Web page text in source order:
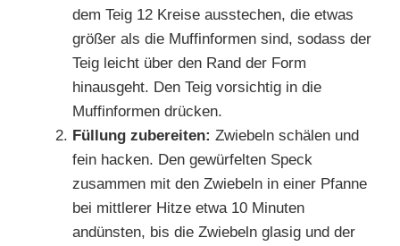
dem Teig 12 Kreise ausstechen, die etwas
größer als die Muffinformen sind, sodass der
Teig leicht über den Rand der Form
hinausgeht. Den Teig vorsichtig in die
Muffinformen drücken.
Füllung zubereiten: Zwiebeln schälen und
fein hacken. Den gewürfelten Speck
zusammen mit den Zwiebeln in einer Pfanne
bei mittlerer Hitze etwa 10 Minuten
andünsten, bis die Zwiebeln glasig und der